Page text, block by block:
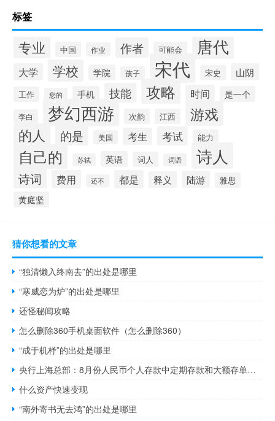
标签
专业 中国 作业 作者 可能会 唐代
大学 学校 学院 孩子 宋代 宋史 山阴
工作 您的 手机 技能 攻略 时间 是一个
李白 梦幻西游 次韵 江西 游戏
的人 的是 美国 考生 考试 能力
自己的 苏轼 英语 词人 词语 诗人
诗词 费用 还不 都是 释义 陆游 雅思
黄庭坚
猜你想看的文章
“独清懒入终南去”的出处是哪里
“寒威恋为炉”的出处是哪里
还怪秘闻攻略
怎么删除360手机桌面软件（怎么删除360）
“成于机杼”的出处是哪里
央行上海总部：8月份人民币个人存款中定期存款和大额存单分别增加596亿元和75亿元
什么资产快速变现
“南外寄书无去鸿”的出处是哪里